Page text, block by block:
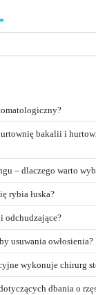
bakalii i
– dlaczego warto
rybia łuska?
odchudzające?
usuwania owłosienia?
wykonuje chirurg
dbania o